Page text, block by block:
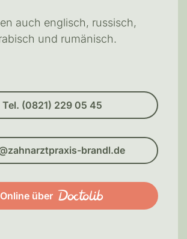
auch englisch, russisch,
und rumänisch.
Tel. (0821) 229 05 45
brandl.de
Online über